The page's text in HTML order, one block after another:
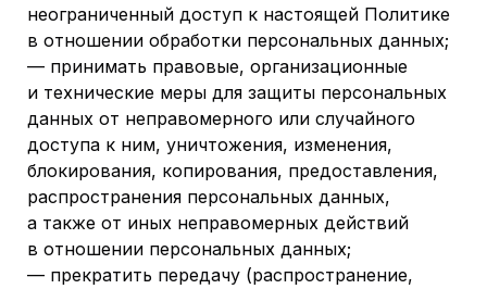
неограниченный доступ к настоящей Политике
в отношении обработки персональных данных;
— принимать правовые, организационные
и технические меры для защиты персональных
данных от неправомерного или случайного
доступа к ним, уничтожения, изменения,
блокирования, копирования, предоставления,
распространения персональных данных,
а также от иных неправомерных действий
в отношении персональных данных;
— прекратить передачу (распространение,